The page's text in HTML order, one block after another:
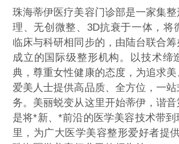
珠海蒂伊医疗美容门诊部是一家集
理、无创微整、3D抗衰于一体，将
临床与科研相同步的，由陆台联合
成立的国际级整形机构。以技术缔
典，尊重女性健康的态度，为追求
爱美人士提供高品质、全方位，一
务。美丽蜕变从这里开始蒂伊，谐
是将*新、*前沿的医学美容技术带
里，为广大医学美容整形爱好者提